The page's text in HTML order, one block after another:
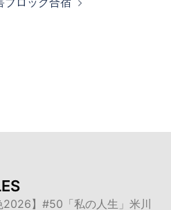
2026】#50「私の人生」米川